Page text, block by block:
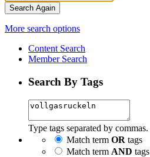
Search Again
More search options
Content Search
Member Search
Search By Tags
Type tags separated by commas.
Match term OR tags
Match term AND tags